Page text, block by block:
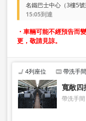
名鐵巴士中心（3樓5號
15:05到達
・車輛可能不經預告而
更，敬請見諒。
4列座位 帶洗手間
寬敞四
帶洗手間